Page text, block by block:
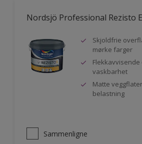
Nordsjö Professional Rezisto
Skjoldfrie
mørke farger
vaskbarhet
Matte
belastning
Sammenligne